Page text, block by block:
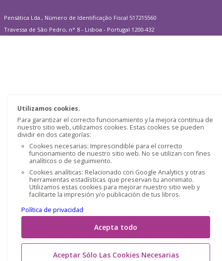
Utilizamos cookies.
Para garantizar el correcto funcionamiento y la mejora continua de
nuestro sitio web, utilizamos cookies. Estas cookies se pueden
dividir en dos categorías:
Cookies necesarias: Imprescindible para el correcto
funcionamiento de nuestro sitio web. No se utilizan con fines
analíticos o de seguimiento.
Cookies analíticas: Relacionado con Google Analytics y otras
herramientas estadísticas que preservan tu anonimato.
Utilizamos estas cookies para mejorar nuestro sitio web y
facilitarte la impresión y/o publicación de tus libros.
Política de privacidad
.
Acepta todo
Aceptar Sólo Las Cookies Necesarias
Pensática Lda., Número de Identificação Fiscal 517215560
Travessa de São Pedro, n° 8 - Lisboa - Portugal 1200-432